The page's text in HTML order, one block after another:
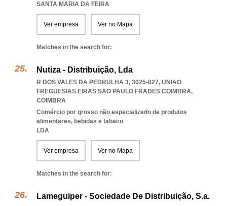
SANTA MARIA DA FEIRA
Ver empresa Ver no Mapa
Matches in the search for:
Nutiza - Distribuição, Lda
R DOS VALES DA PEDRULHA 3, 3025-027, UNIAO
FREGUESIAS EIRAS SAO PAULO FRADES COIMBRA,
COIMBRA
Comércio por grosso não especializado de produtos
alimentares, bebidas e tabaco
LDA
Ver empresa Ver no Mapa
Matches in the search for:
Lameguiper - Sociedade De Distribuição, S.a.